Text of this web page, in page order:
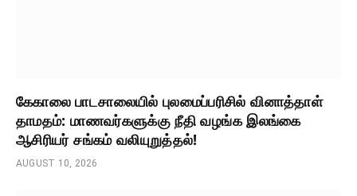
கேகாலை பாடசாலையில் புலமைப்பரிசில் வினாத்தாள்
தாமதம்: மாணவர்களுக்கு நீதி வழங்க இலங்கை
ஆசிரியர் சங்கம் வலியுறுத்தல்!
AUGUST 10, 2026